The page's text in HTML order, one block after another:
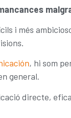
i més
, hi som
general.
directe,